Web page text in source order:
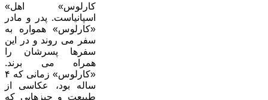
«کارلوس» اهل
اسپانیاست. پدر و مادر
«کارلوس» همواره به
سفر می روند و در این
سفرها پسرشان را
همراه می برند.
«کارلوس» زمانی که ۴
ساله بود، عکاسی از
طبیعت و چیزهایی که